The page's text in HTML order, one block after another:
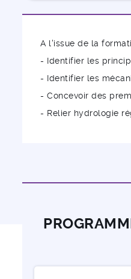
A l'issue de la
- Identifier les
- Identifier les
- Concevoir des
- Relier hydrologie